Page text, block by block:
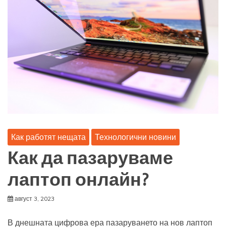
Как работят нещата Технологични новини
Как да пазаруваме
лаптоп онлайн?
август 3, 2023
В днешната цифрова ера пазаруването на нов лаптоп